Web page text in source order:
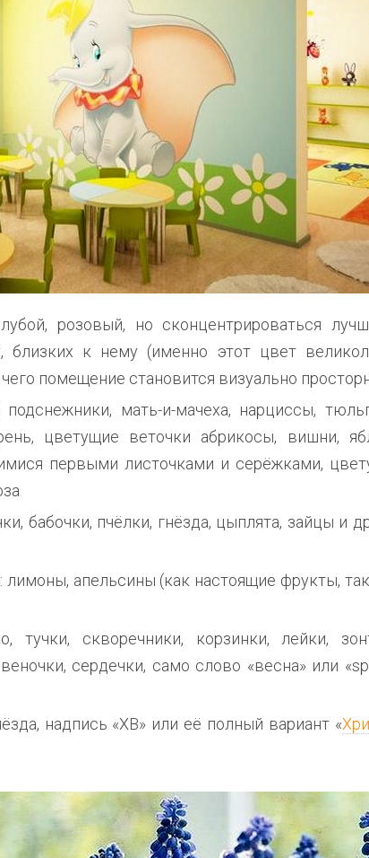
розовый, но сконцентрироваться
близких к нему (именно этот цвет
помещение становится визуально
мать-и-мачеха, нарциссы,
цветущие веточки абрикосы, вишни,
первыми листочками и серёжками,
бабочки, пчёлки, гнёзда, цыплята, зайцы и
: лимоны, апельсины (как настоящие фрукты,
тучки, скворечники, корзинки, лейки,
сердечки, само слово «весна» или
надпись «ХВ» или её полный вариант «